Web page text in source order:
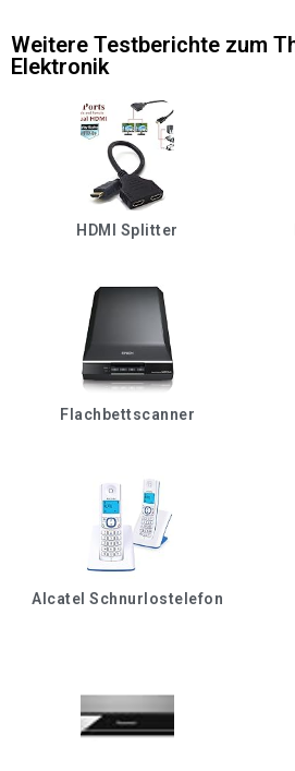
Weitere Testberichte zum
Elektronik
HDMI Splitter
Flachbettscanner
Alcatel Schnurlostelefon